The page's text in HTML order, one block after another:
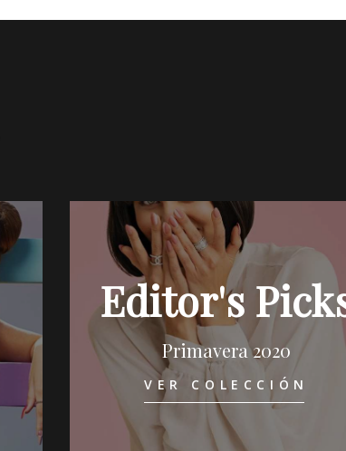
Editor's
Primavera 2020
VER COLECCIÓN